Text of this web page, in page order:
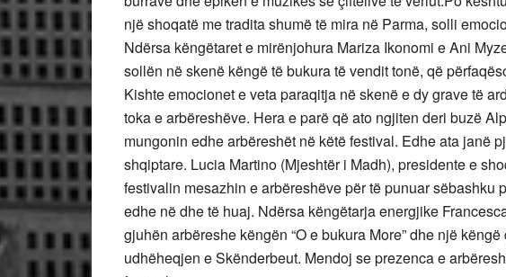
një shoqatë me tradita shumë të mira në Parma, solli
Ndërsa këngëtaret e mirënjohura Mariza Ikonomi e Ani
sollën në skenë këngë të bukura të vendit tonë, që
Kishte emocionet e veta paraqitja në skenë e dy grave të
toka e arbëreshëve. Hera e parë që ato ngjiten deri buzë
mungonin edhe arbëreshët në këtë festival. Edhe ata janë
shqiptare. Lucia Martino (Mjeshtër i Madh), presidente e
festivalin mesazhin e arbëreshëve për të punuar sëbashku
edhe në dhe të huaj. Ndërsa këngëtarja energjike
gjuhën arbëreshe këngën “O e bukura More” dhe një
udhëheqjen e Skënderbeut. Mendoj se prezenca e